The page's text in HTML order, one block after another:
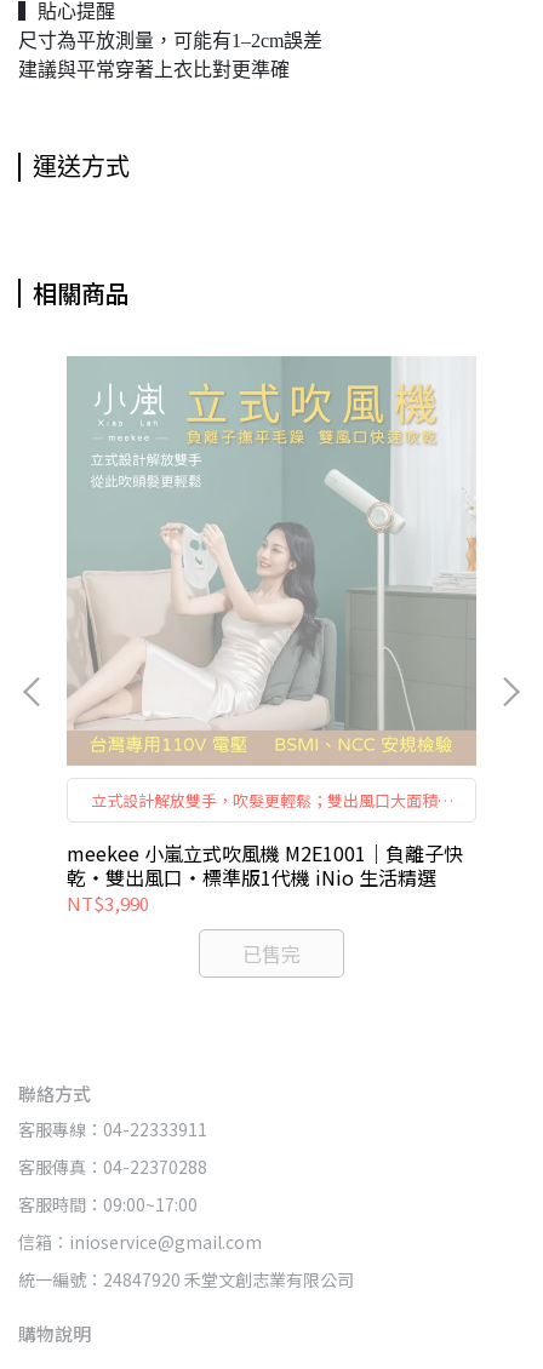
▍貼心提醒
尺寸為平放測量，可能有1–2cm誤差
建議與平常穿著上衣比對更準確
運送方式
相關商品
立式設計解放雙手，吹髮更輕鬆；雙出風口大面積快
乾，長髮也能快速吹整；五段溫度 × 三段風速，自
由切換更好用；負離子護髮減少毛躁，打造柔順光澤
感。
meekee 小嵐立式吹風機 M2E1001｜負離子快
乾・雙出風口・標準版1代機 iNio 生活精選
NT$3,990
已售完
聯絡方式
客服專線：04-22333911
客服傳真：04-22370288
客服時間：09:00~17:00
信箱：inioservice@gmail.com
統一編號：24847920 禾堂文創志業有限公司
購物說明